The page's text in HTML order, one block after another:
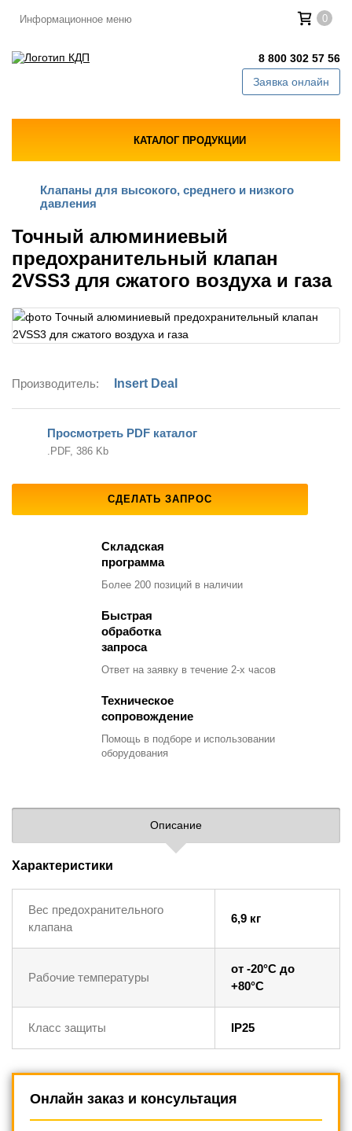
Информационное меню 0
8 800 302 57 56
Заявка онлайн
КАТАЛОГ ПРОДУКЦИИ
Клапаны для высокого, среднего и низкого
давления
Точный алюминиевый
предохранительный клапан
2VSS3 для сжатого воздуха и газа
Производитель: Insert Deal
Просмотреть PDF каталог
.PDF, 386 Kb
СДЕЛАТЬ ЗАПРОС
Складская
программа
Более 200 позиций в наличии
Быстрая
обработка
запроса
Ответ на заявку в течение 2-х часов
Техническое
сопровождение
Помощь в подборе и использовании
оборудования
Описание
Характеристики
Вес предохранительного
клапана
6,9 кг
Рабочие температуры
от -20°C до
+80°C
Класс защиты IP25
Онлайн заказ и консультация